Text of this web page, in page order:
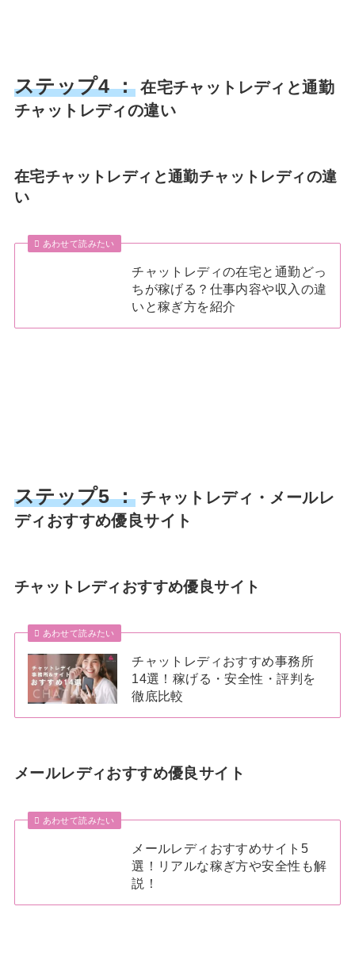
ステップ4 ：在宅チャットレディと通勤
チャットレディの違い
在宅チャットレディと通勤チャットレディの違
い
あわせて読みたい
チャットレディの在宅と通勤どっ
ちが稼げる？仕事内容や収入の違
いと稼ぎ方を紹介
ステップ5 ：チャットレディ・メールレ
ディおすすめ優良サイト
チャットレディおすすめ優良サイト
あわせて読みたい
チャットレディおすすめ事務所
14選！稼げる・安全性・評判を
徹底比較
メールレディおすすめ優良サイト
あわせて読みたい
メールレディおすすめサイト5
選！リアルな稼ぎ方や安全性も解
説！